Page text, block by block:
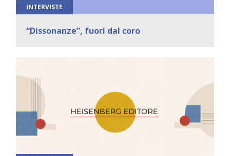
INTERVISTE
“Dissonanze”, fuori dal coro